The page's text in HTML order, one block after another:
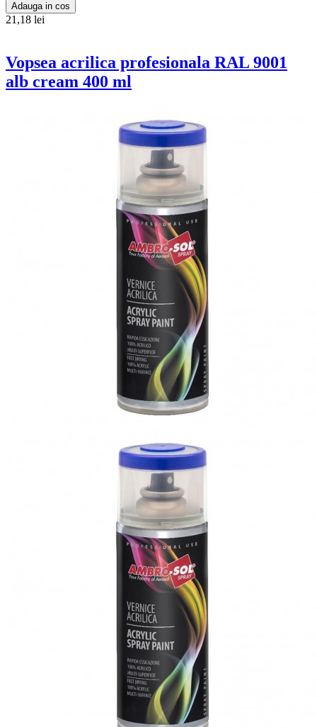
Adauga in cos
21,18 lei
Vopsea acrilica profesionala RAL 9001
alb cream 400 ml